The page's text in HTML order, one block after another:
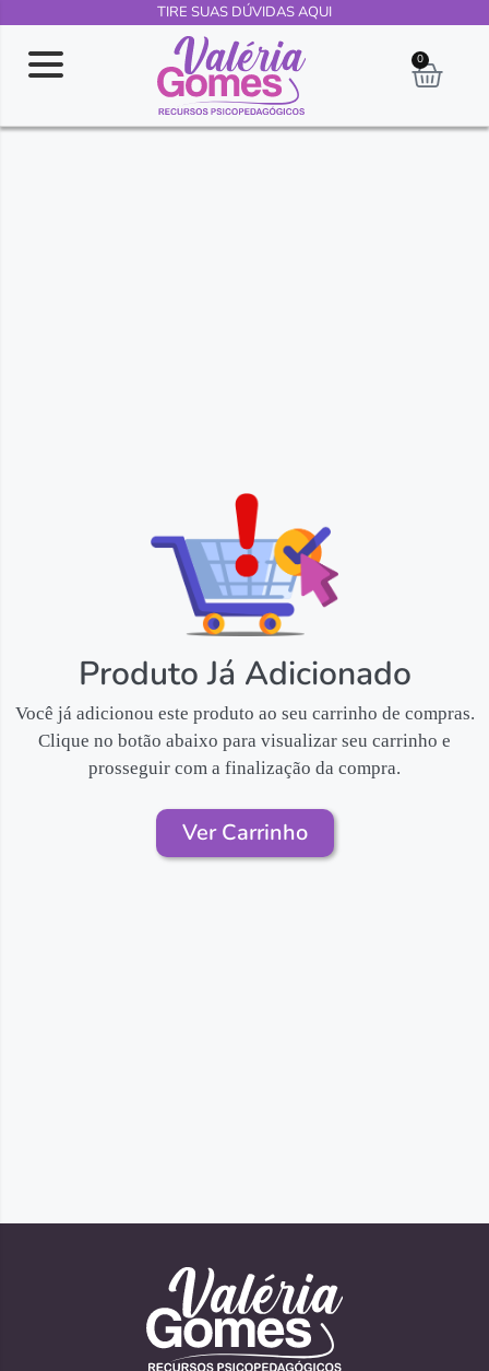
TIRE SUAS DÚVIDAS AQUI
0
Produto Já Adicionado
Você já adicionou este produto ao seu carrinho de compras.
Clique no botão abaixo para visualizar seu carrinho e
prosseguir com a finalização da compra.
Ver Carrinho